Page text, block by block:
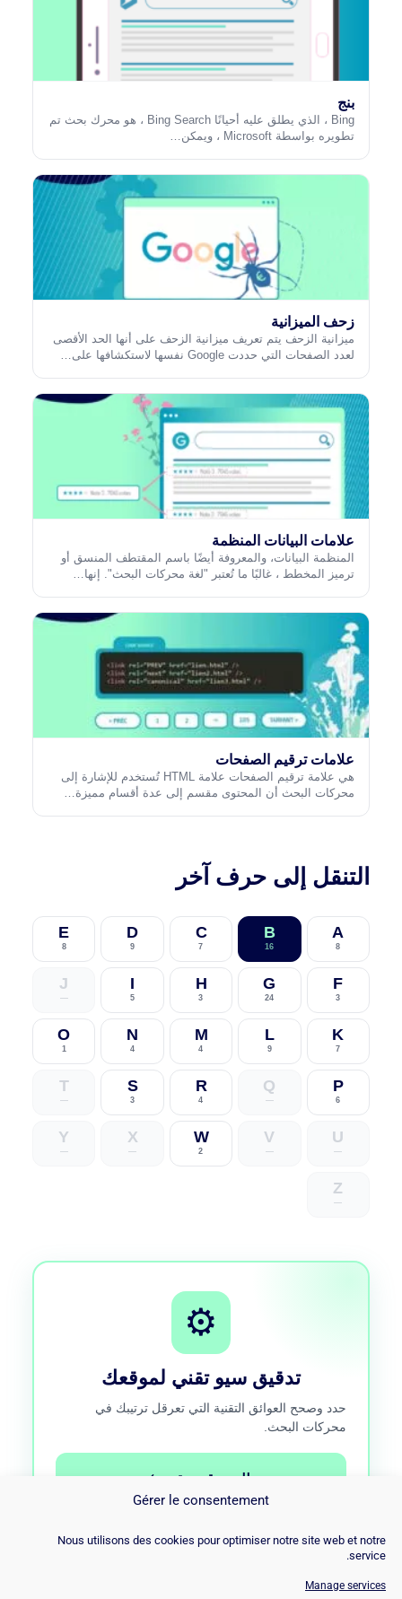
Gérer le consentement
Nous utilisons des cookies pour optimiser notre site web et notre
service.
Manage services
بنج
Bing ، الذي يطلق عليه أحيانًا Bing Search ، هو محرك بحث تم
تطويره بواسطة Microsoft ، ويمكن…
زحف الميزانية
ميزانية الزحف يتم تعريف ميزانية الزحف على أنها الحد الأقصى
لعدد الصفحات التي حددت Google نفسها لاستكشافها على…
علامات البيانات المنظمة
المنظمة البيانات، والمعروفة أيضًا باسم المقتطف المنسق أو
ترميز المخطط ، غالبًا ما تُعتبر "لغة محركات البحث". إنها…
علامات ترقيم الصفحات
هي علامة ترقيم الصفحات علامة HTML تُستخدم للإشارة إلى
محركات البحث أن المحتوى مقسم إلى عدة أقسام مميزة…
التنقل إلى حرف آخر
A
8
B
16
C
7
D
9
E
8
F
3
G
24
H
3
I
5
J
—
K
7
L
9
M
4
N
4
O
1
P
6
Q
—
R
4
S
3
T
—
U
—
V
—
W
2
X
—
Y
—
Z
—
⚙️
تدقيق سيو تقني لموقعك
حدد وصحح العوائق التقنية التي تعرقل ترتيبك في
محركات البحث.
طلب تدقيق تقني